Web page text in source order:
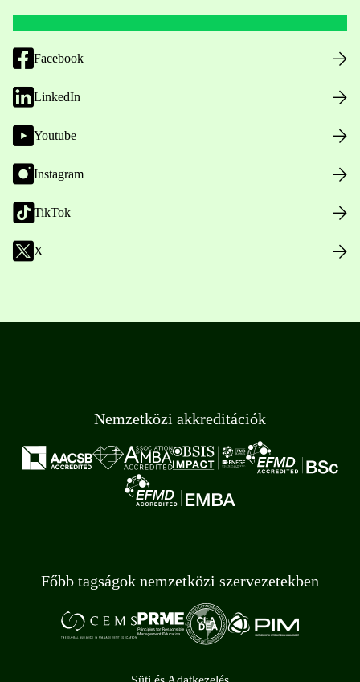
Facebook
LinkedIn
Youtube
Instagram
TikTok
X
Nemzetközi akkreditációk
Főbb tagságok nemzetközi szervezetekben